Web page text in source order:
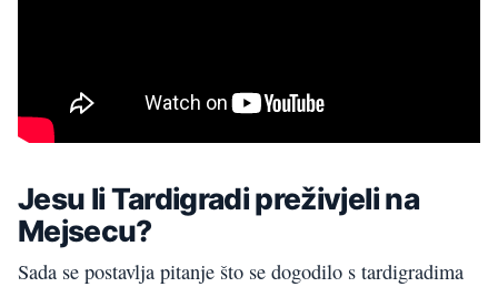
Jesu li Tardigradi preživjeli na
Mejsecu?
Sada se postavlja pitanje što se dogodilo s tardigradima